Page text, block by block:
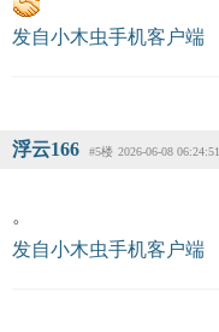
发自小木虫手机客户端
浮云166 #5楼 2026-06-08 06:24:51
。
发自小木虫手机客户端